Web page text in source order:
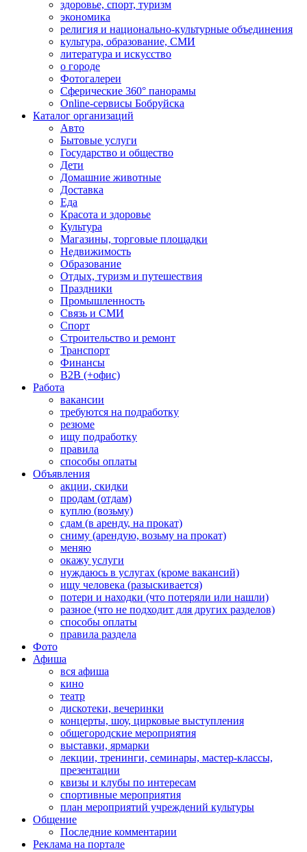
здоровье, спорт, туризм
экономика
религия и национально-культурные объединения
культура, образование, СМИ
литература и искусство
о городе
Фотогалереи
Сферические 360° панорамы
Online-сервисы Бобруйска
Каталог организаций
Авто
Бытовые услуги
Государство и общество
Дети
Домашние животные
Доставка
Еда
Красота и здоровье
Культура
Магазины, торговые площадки
Недвижимость
Образование
Отдых, туризм и путешествия
Праздники
Промышленность
Связь и СМИ
Спорт
Строительство и ремонт
Транспорт
Финансы
B2B (+офис)
Работа
вакансии
требуются на подработку
резюме
ищу подработку
правила
способы оплаты
Объявления
акции, скидки
продам (отдам)
куплю (возьму)
сдам (в аренду, на прокат)
сниму (арендую, возьму на прокат)
меняю
окажу услуги
нуждаюсь в услугах (кроме вакансий)
ищу человека (разыскивается)
потери и находки (что потеряли или нашли)
разное (что не подходит для других разделов)
способы оплаты
правила раздела
Фото
Афиша
вся афиша
кино
театр
дискотеки, вечеринки
концерты, шоу, цирковые выступления
общегородские мероприятия
выставки, ярмарки
лекции, тренинги, семинары, мастер-классы,
презентации
квизы и клубы по интересам
спортивные мероприятия
план мероприятий учреждений культуры
Общение
Последние комментарии
Реклама на портале